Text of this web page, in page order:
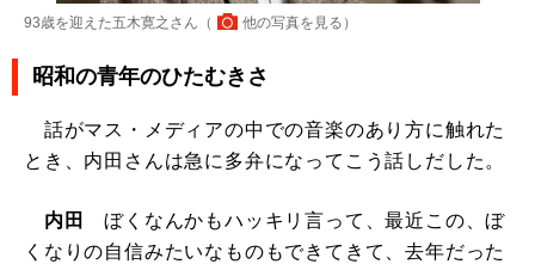
93歳を迎えた五木寛之さん（ 他の写真を見る ）
昭和の青年のひたむきさ
話がマス・メディアの中での音楽のあり方に触れた
とき、内田さんは急に多弁になってこう話しだした。
内田
ぼくなんかもハッキリ言って、最近この、ぼ
くなりの自信みたいなものもできてきて、去年だった